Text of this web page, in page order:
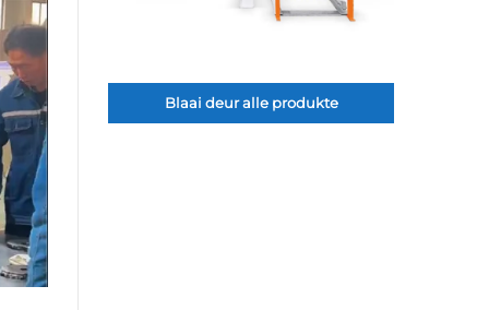
Blaai deur alle produkte